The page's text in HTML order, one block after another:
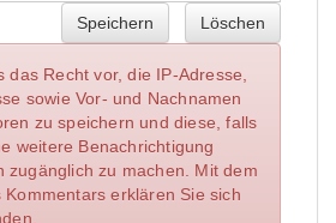
Speichern Löschen
das Recht vor, die IP-Adresse,
sowie Vor- und Nachnamen
zu speichern und diese, falls
weitere Benachrichtigung
zugänglich zu machen. Mit dem
Kommentars erklären Sie sich